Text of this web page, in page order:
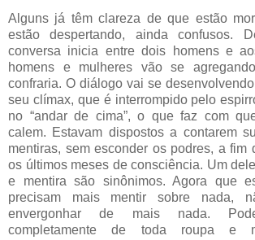
Alguns já têm clareza de que estão
estão despertando, ainda confusos.
conversa inicia entre dois homens e
homens e mulheres vão se
confraria. O diálogo vai se
seu clímax, que é interrompido pelo
no “andar de cima”, o que faz com
calem. Estavam dispostos a contarem
mentiras, sem esconder os podres, a fim
os últimos meses de consciência. Um
e mentira são sinônimos. Agora que
precisam mais mentir sobre nada,
envergonhar de mais nada.
completamente de toda roupa e